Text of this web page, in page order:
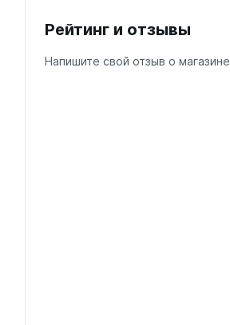
Рейтинг и отзывы
Напишите свой отзыв о магазине